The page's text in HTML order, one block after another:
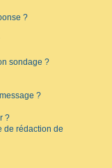
?
sondage ?
?
?
de rédaction de